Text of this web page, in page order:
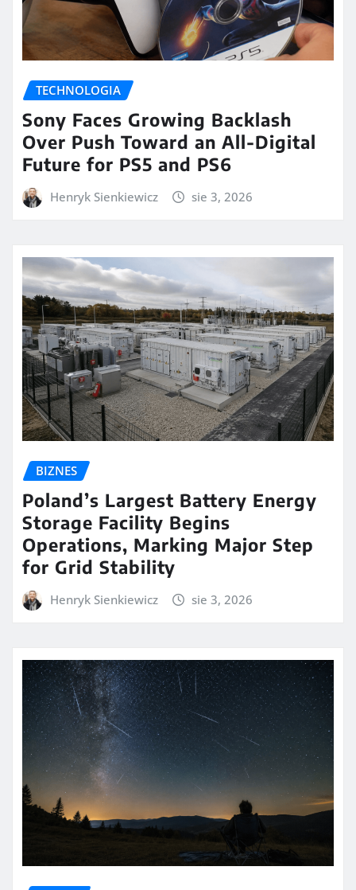
TECHNOLOGIA
Sony Faces Growing Backlash
Over Push Toward an All-Digital
Future for PS5 and PS6
Henryk Sienkiewicz sie 3, 2026
BIZNES
Poland’s Largest Battery Energy
Storage Facility Begins
Operations, Marking Major Step
for Grid Stability
Henryk Sienkiewicz sie 3, 2026